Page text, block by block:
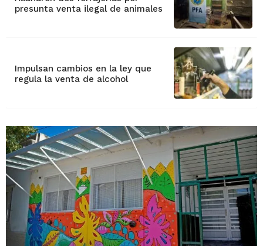
presunta venta ilegal de animales
Impulsan cambios en la ley que
regula la venta de alcohol